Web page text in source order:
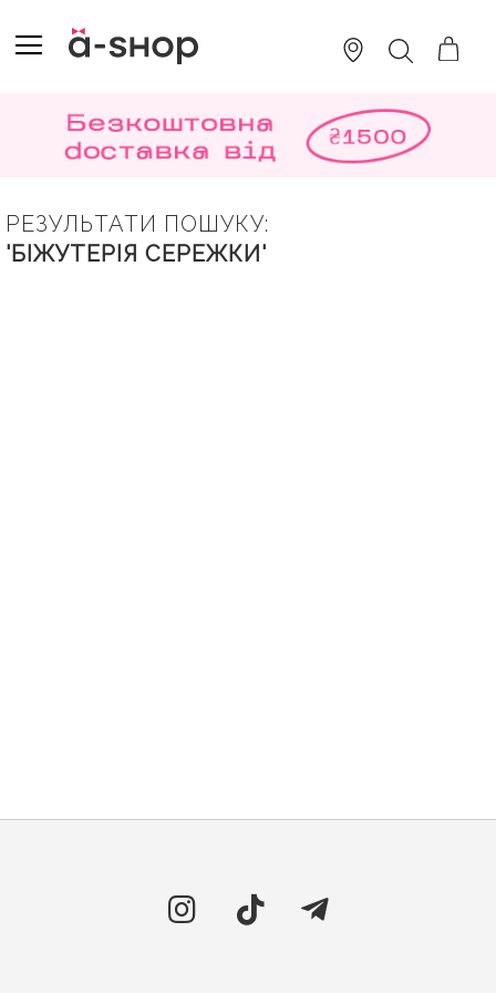
TO
CONTENT
ПОШУК
РЕЗУЛЬТАТИ ПОШУКУ:
'БІЖУТЕРІЯ СЕРЕЖКИ'